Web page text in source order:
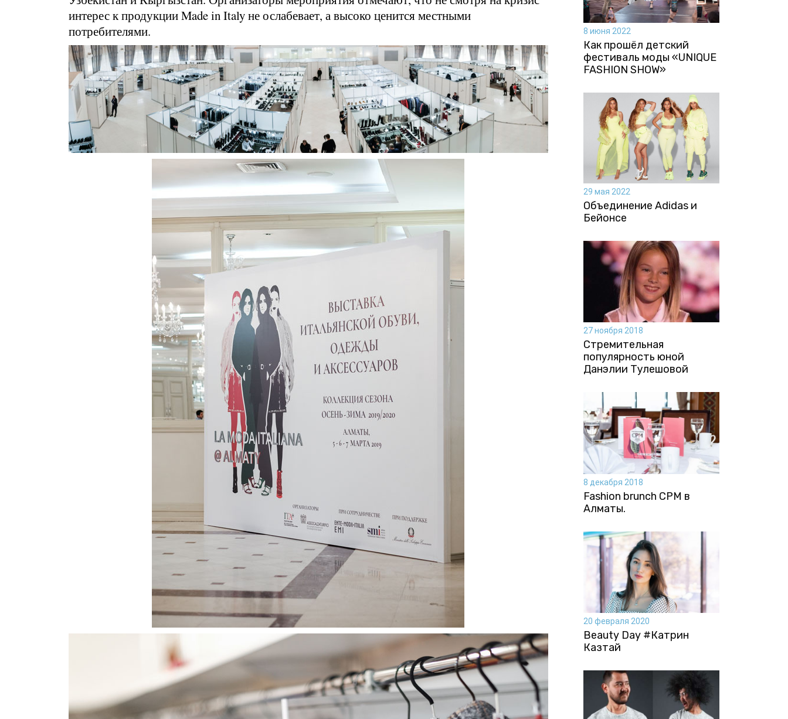
интерес к продукции Made in Italy не ослабевает, а высоко ценится местными
потребителями.
8 июня 2022
Как прошёл детский
фестиваль моды «UNIQUE
FASHION SHOW»
29 мая 2022
Объединение Adidas и
Бейонсе
27 ноября 2018
Стремительная
популярность юной
Данэлии Тулешовой
8 декабря 2018
Fashion brunch CPM в
Алматы.
20 февраля 2020
Beauty Day #Катрин
Казтай